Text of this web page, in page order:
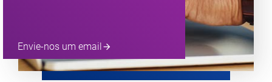
Envie-nos um emailarrow_forward